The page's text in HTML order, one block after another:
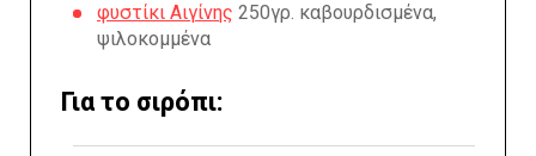
φυστίκι Αιγίνης 250γρ. καβουρδισμένα,
ψιλοκομμένα
Για το σιρόπι: